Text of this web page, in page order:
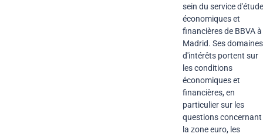
sein du service
économiques et
financières de BBVA à
Madrid. Ses domaines
d'intérêts portent sur
les conditions
économiques et
financières, en
particulier sur les
questions concernant
la zone euro, les